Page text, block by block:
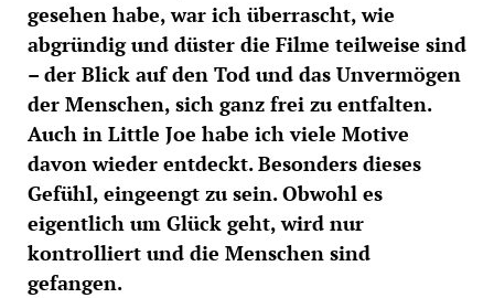
gesehen habe, war ich überrascht, wie
abgründig und düster die Filme teilweise sind
– der Blick auf den Tod und das Unvermögen
der Menschen, sich ganz frei zu entfalten.
Auch in Little Joe habe ich viele Motive
davon wieder entdeckt. Besonders dieses
Gefühl, eingeengt zu sein. Obwohl es
eigentlich um Glück geht, wird nur
kontrolliert und die Menschen sind
gefangen.